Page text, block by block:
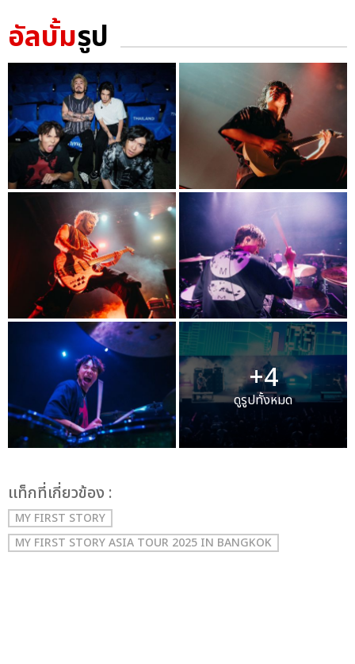
อัลบั้มรูป
+4
ดูรูปทั้งหมด
เเท็กที่เกี่ยวข้อง :
MY FIRST STORY
MY FIRST STORY ASIA TOUR 2025 IN BANGKOK